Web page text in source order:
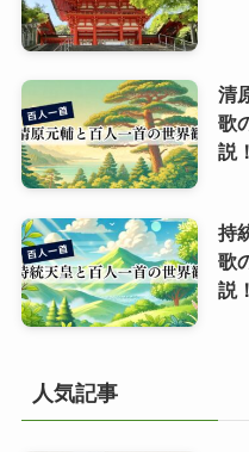
清
歌
説！
持
歌
説！
人気記事